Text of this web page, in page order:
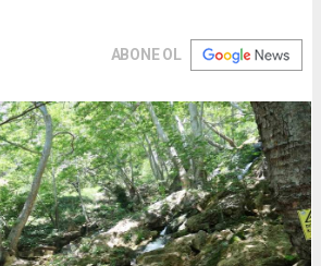
ABONE OL